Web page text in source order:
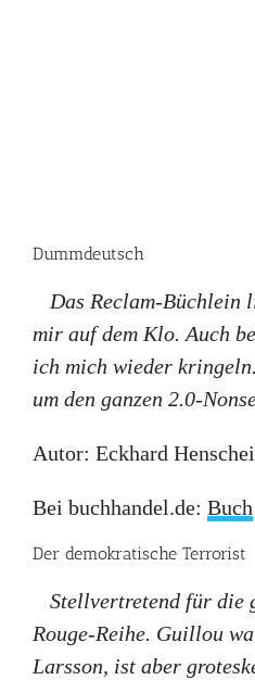
Dummdeutsch
Das Reclam-Büchlein
mir auf dem Klo. Auch
ich mich wieder
um den ganzen 2.0-
Autor: Eckhard
Bei buchhandel.de: Buch
Der demokratische Terrorist
Stellvertretend für die
Rouge-Reihe. Guillou
Larsson, ist aber